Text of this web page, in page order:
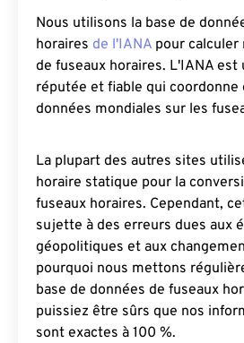
Nous utilisons la base de
horaires de l'IANA pour calculer
de fuseaux horaires. L'IANA est
réputée et fiable qui coordonne
données mondiales sur les
La plupart des autres sites
horaire statique pour la
fuseaux horaires. Cependant,
sujette à des erreurs dues aux
géopolitiques et aux
pourquoi nous mettons
base de données de fuseaux
puissiez être sûrs que nos
sont exactes à 100 %.